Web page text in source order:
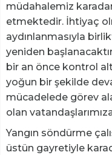
müdahalemiz
etmektedir. İhtiyaç
aydınlanmasıyla
yeniden
bir an önce kontrol
yoğun bir şekilde
mücadelede görev
olan
Yangın söndürme
üstün gayretiyle